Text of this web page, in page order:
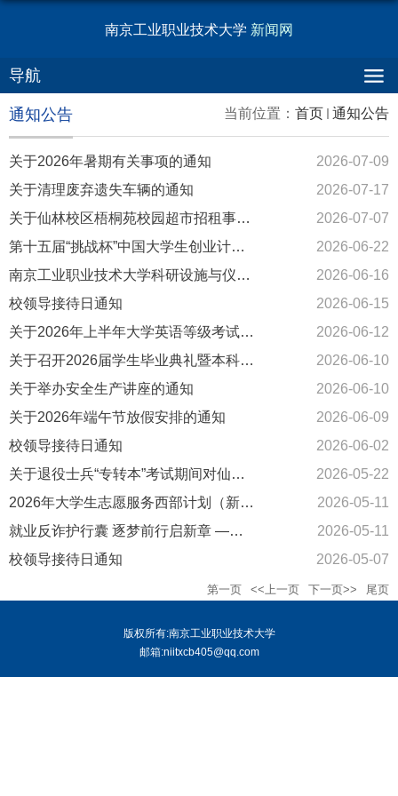
南京工业职业技术大学 新闻网
导航
当前位置： 首页 通知公告
通知公告
关于2026年暑期有关事项的通知
2026-07-09
关于清理废弃遗失车辆的通知
2026-07-17
关于仙林校区梧桐苑校园超市招租事宜的公示
2026-07-07
第十五届“挑战杯”中国大学生创业计划竞赛拟推报项目公示
2026-06-22
南京工业职业技术大学科研设施与仪器开放服务信息公示
2026-06-16
校领导接待日通知
2026-06-15
关于2026年上半年大学英语等级考试仙林校区交通管制的通知
2026-06-12
关于召开2026届学生毕业典礼暨本科生学位授予仪式的通知
2026-06-10
关于举办安全生产讲座的通知
2026-06-10
关于2026年端午节放假安排的通知
2026-06-09
校领导接待日通知
2026-06-02
关于退役士兵“专转本”考试期间对仙林校区实施临时交通管制的通...
2026-05-22
2026年大学生志愿服务西部计划（新疆定向）志愿者拟录取名单公示
2026-05-11
就业反诈护行囊 逐梦前行启新章 ——致2026届南工毕业生的一封信
2026-05-11
校领导接待日通知
2026-05-07
第一页 <<上一页 下一页>> 尾页
版权所有:南京工业职业技术大学
邮箱:niitxcb405@qq.com